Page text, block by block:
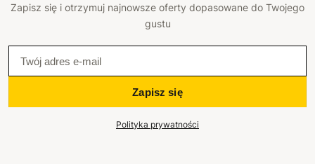
Zapisz się i otrzymuj najnowsze oferty dopasowane do Twojego
gustu
Zapisz się
Polityka prywatności